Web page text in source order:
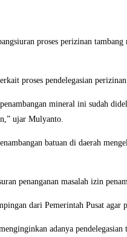
proses perizinan
proses pendelegasian
mineral ini sudah
ujar Mulyanto.
batuan di daerah
penanganan masalah izin
dari Pemerintah Pusat agar
adanya